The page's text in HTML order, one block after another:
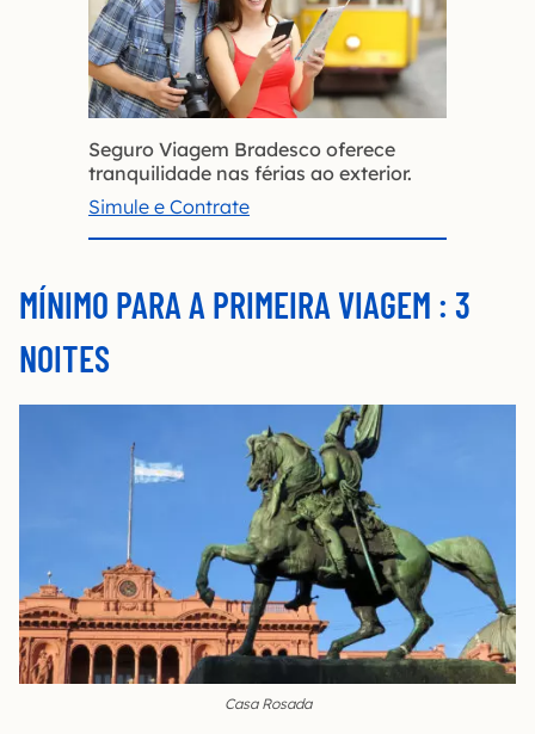
Seguro Viagem Bradesco oferece
tranquilidade nas férias ao exterior.
Simule e Contrate
MÍNIMO PARA A PRIMEIRA VIAGEM : 3
NOITES
Casa Rosada